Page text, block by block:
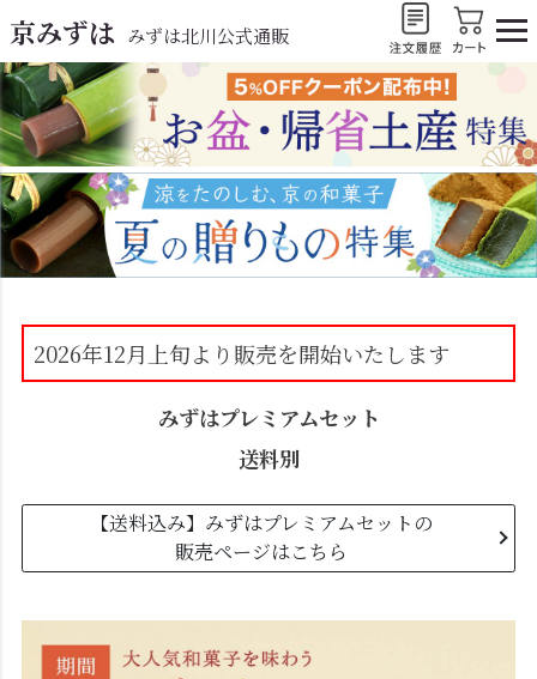
京みずは みずは北川公式通販
2026年12月上旬より販売を開始いたします
みずはプレミアムセット
送料別
【送料込み】みずはプレミアムセットの
販売ページはこちら